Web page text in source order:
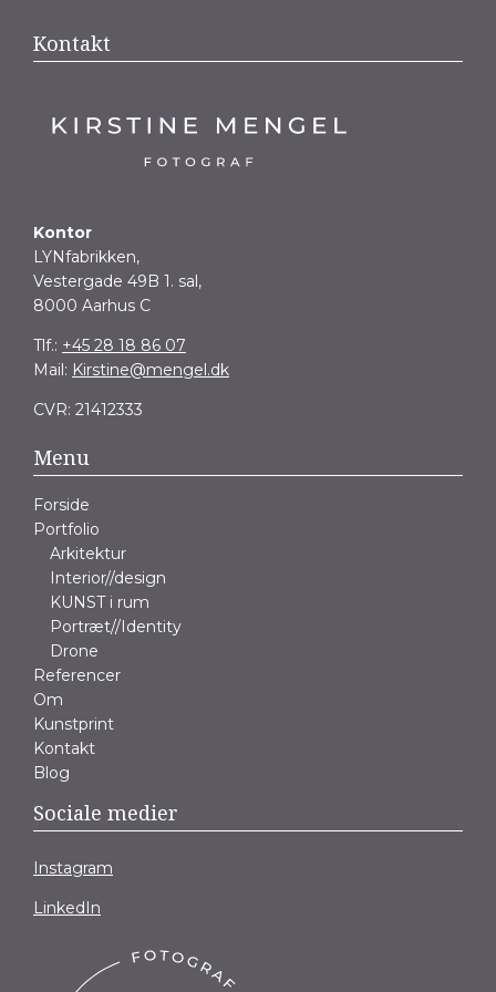
Kontakt
Kontor
LYNfabrikken,
Vestergade 49B 1. sal,
8000 Aarhus C
Tlf.: +45 28 18 86 07
Mail: Kirstine@mengel.dk
CVR: 21412333
Menu
Forside
Portfolio
Arkitektur
Interior//design
KUNST i rum
Portræt//Identity
Drone
Referencer
Om
Kunstprint
Kontakt
Blog
Sociale medier
Instagram
LinkedIn